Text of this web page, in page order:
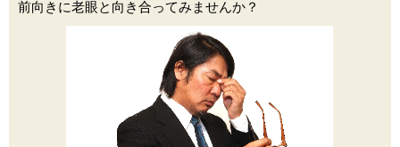
前向きに老眼と向き合ってみませんか？